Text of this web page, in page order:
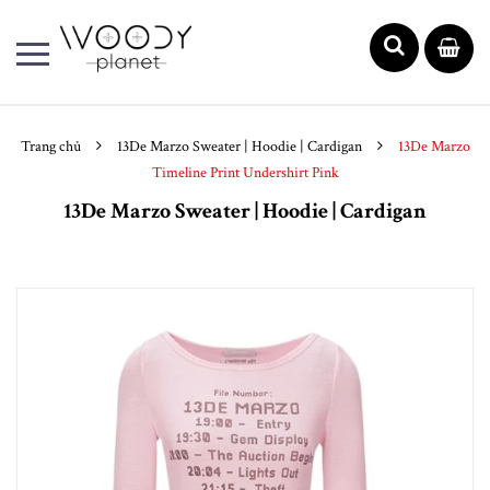
Trang chủ 13De Marzo Sweater | Hoodie | Cardigan
13De Marzo
Timeline Print Undershirt Pink
13De Marzo Sweater | Hoodie | Cardigan